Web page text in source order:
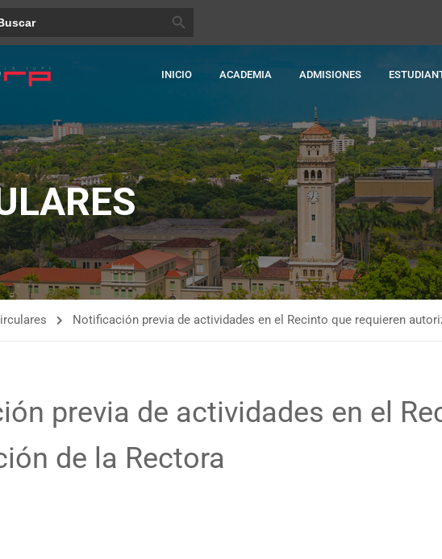
INICIO ACADEMIA ADMISIONES
Notificación previa de actividades en el Recinto que requieren
previa de actividades en el
de la Rectora